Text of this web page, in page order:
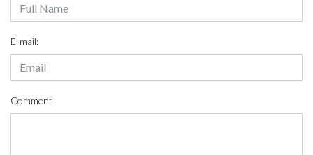
E-mail:
Comment